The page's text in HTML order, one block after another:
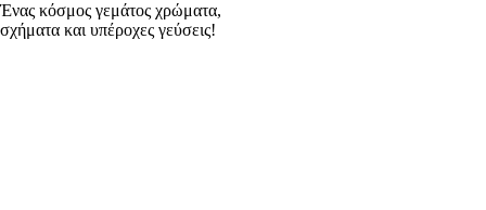
Ένας κόσμος γεμάτος χρώματα,
σχήματα και υπέροχες γεύσεις!